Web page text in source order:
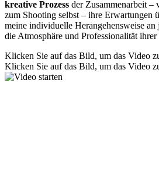
kreative Prozess der Zusammenarbeit –
zum Shooting selbst – ihre Erwartungen
meine individuelle Herangehensweise
die Atmosphäre und Professionalität
Klicken Sie auf das Bild, um das Video
Klicken Sie auf das Bild, um das Video